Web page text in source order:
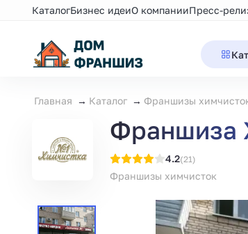
КаталогБизнес идеиО компанииПресс-
Главная Каталог Франшизы
Франшиза
4.2(21)
Франшизы химчисток